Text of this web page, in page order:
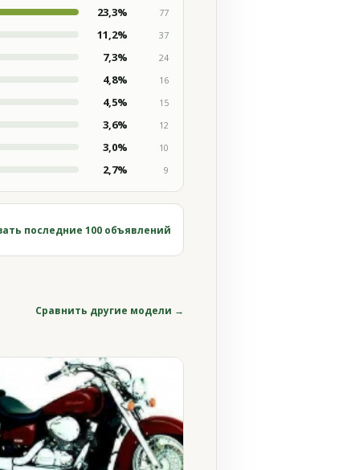
23,3%
77
11,2%
37
7,3%
24
4,8%
16
4,5%
15
3,6%
12
3,0%
10
2,7% 9
последние 100 объявлений
Сравнить другие модели →